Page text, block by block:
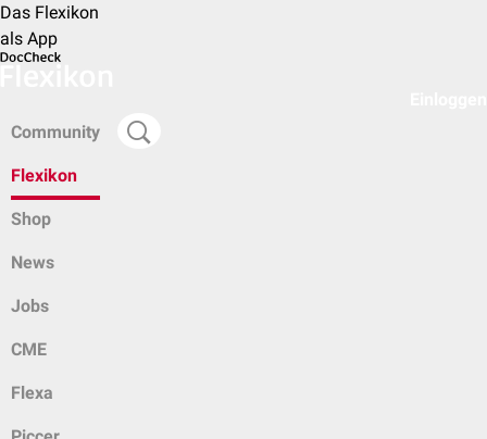
Das Flexikon
als App
Community
Flexikon
Shop
News
Jobs
CME
Flexa